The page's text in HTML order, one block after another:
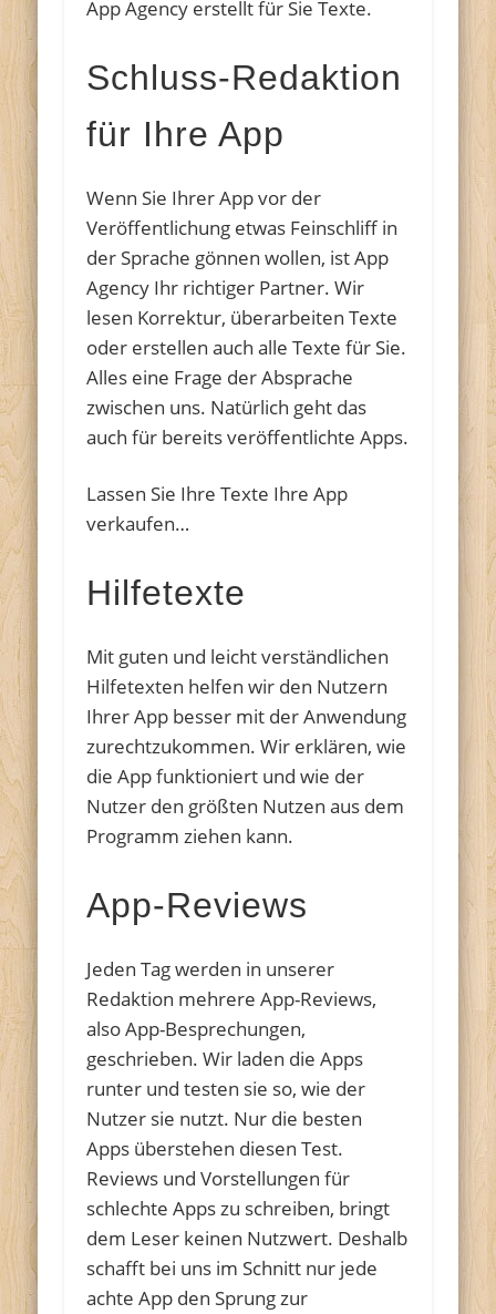
App Agency erstellt für Sie Texte.
Schluss-Redaktion
für Ihre App
Wenn Sie Ihrer App vor der
Veröffentlichung etwas Feinschliff in
der Sprache gönnen wollen, ist App
Agency Ihr richtiger Partner. Wir
lesen Korrektur, überarbeiten Texte
oder erstellen auch alle Texte für Sie.
Alles eine Frage der Absprache
zwischen uns. Natürlich geht das
auch für bereits veröffentlichte Apps.
Lassen Sie Ihre Texte Ihre App
verkaufen…
Hilfetexte
Mit guten und leicht verständlichen
Hilfetexten helfen wir den Nutzern
Ihrer App besser mit der Anwendung
zurechtzukommen. Wir erklären, wie
die App funktioniert und wie der
Nutzer den größten Nutzen aus dem
Programm ziehen kann.
App-Reviews
Jeden Tag werden in unserer
Redaktion mehrere App-Reviews,
also App-Besprechungen,
geschrieben. Wir laden die Apps
runter und testen sie so, wie der
Nutzer sie nutzt. Nur die besten
Apps überstehen diesen Test.
Reviews und Vorstellungen für
schlechte Apps zu schreiben, bringt
dem Leser keinen Nutzwert. Deshalb
schafft bei uns im Schnitt nur jede
achte App den Sprung zur